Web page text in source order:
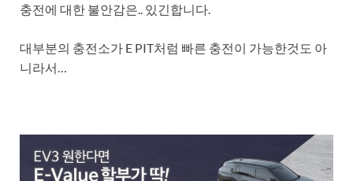
충전에 대한 불안감은.. 있긴합니다.
대부분의 충전소가 E PIT처럼 빠른 충전이 가능한것도 아
니라서…